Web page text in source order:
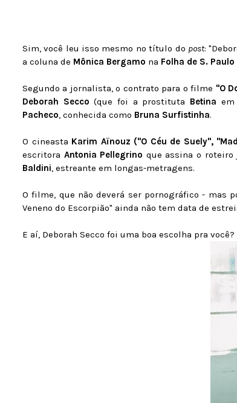
Sim, você leu isso mesmo no título do post:
a coluna de Mônica Bergamo na Folha de S. Paulo
Segundo a jornalista, o contrato para o filme "O
Deborah Secco (que foi a prostituta Betina
Pacheco, conhecida como Bruna Surfistinha.
O cineasta Karim Aïnouz ("O Céu de Suely",
escritora Antonia Pellegrino que assina o
Baldini, estreante em longas-metragens.
O filme, que não deverá ser pornográfico - mas
Veneno do Escorpião" ainda não tem data de
E aí, Deborah Secco foi uma boa escolha pra